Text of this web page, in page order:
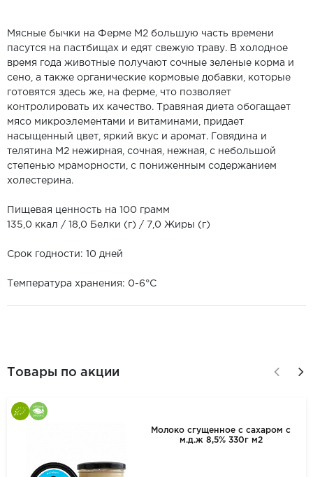
Мясные бычки на Ферме М2 большую часть времени
пасутся на пастбищах и едят свежую траву. В холодное
время года животные получают сочные зеленые корма и
сено, а также органические кормовые добавки, которые
готовятся здесь же, на ферме, что позволяет
контролировать их качество. Травяная диета обогащает
мясо микроэлементами и витаминами, придает
насыщенный цвет, яркий вкус и аромат. Говядина и
телятина М2 нежирная, сочная, нежная, с небольшой
степенью мраморности, с пониженным содержанием
холестерина.
Пищевая ценность на 100 грамм
135,0 ккал / 18,0 Белки (г) / 7,0 Жиры (г)
Срок годности: 10 дней
Температура хранения: 0-6°С
Товары по акции
Молоко сгущенное с сахаром с
м.д.ж 8,5% 330г м2